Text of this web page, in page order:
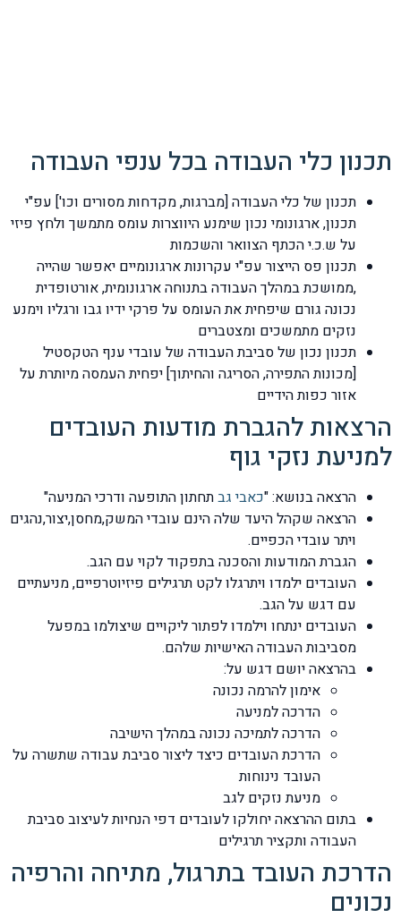
תכנון כלי העבודה בכל ענפי העבודה
תכנון של כלי העבודה [מברגות, מקדחות מסורים וכו'] עפ"י
תכנון, ארגונומי נכון שימנע היווצרות עומס מתמשך ולחץ פיזי
על ש.כ.י הכתף הצוואר והשכמות
תכנון פס הייצור עפ"י עקרונות ארגונומיים יאפשר שהייה
,ממושכת במהלך העבודה בתנוחה ארגונומית, אורטופדית
נכונה גורם שיפחית את העומס על פרקי ידיו גבו ורגליו וימנע
נזקים מתמשכים ומצטברים
תכנון נכון של סביבת העבודה של עובדי ענף הטקסטיל
[מכונות התפירה, הסריגה והחיתוך] יפחית העמסה מיותרת על
אזור כפות הידיים
הרצאות להגברת מודעות העובדים
למניעת נזקי גוף
הרצאה בנושא: "כאבי גבתחתון התופעה ודרכי המניעה"
הרצאה שקהל היעד שלה הינם עובדי המשק,מחסן,יצור,נהגים
ויתר עובדי הכפיים.
הגברת המודעות והסכנה בתפקוד לקוי עם הגב.
העובדים ילמדו ויתרגלו לקט תרגילים פיזיוטרפיים, מניעתיים
עם דגש על הגב.
העובדים ינתחו וילמדו לפתור ליקויים שיצולמו במפעל
מסביבות העבודה האישיות שלהם.
בהרצאה יושם דגש על:
אימון להרמה נכונה
הדרכה למניעה
הדרכה לתמיכה נכונה במהלך הישיבה
הדרכת העובדים כיצד ליצור סביבת עבודה שתשרה על
העובד נינוחות
מניעת נזקים לגב
בתום ההרצאה יחולקו לעובדים דפי הנחיות לעיצוב סביבת
העבודה ותקציר תרגילים
הדרכת העובד בתרגול, מתיחה והרפיה
נכונים